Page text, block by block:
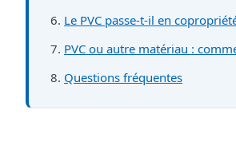
Le PVC passe-t-il en
PVC ou autre matériau :
Questions fréquentes